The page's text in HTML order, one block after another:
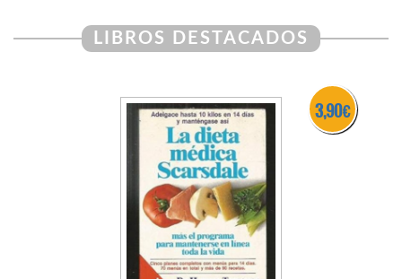
LIBROS DESTACADOS
3,90 €